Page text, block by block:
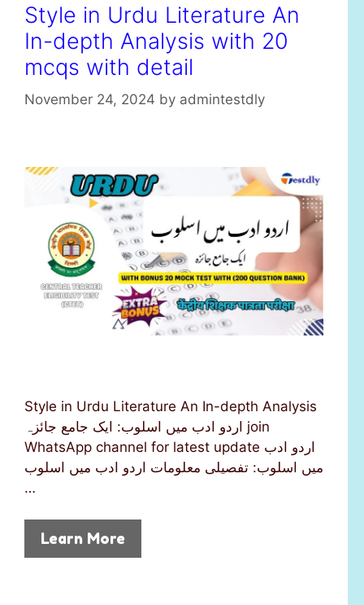
Style in Urdu Literature An
In-depth Analysis with 20
mcqs with detail
November 24, 2024 by admintestdly
Style in Urdu Literature An In-depth Analysis
اردو ادب میں اسلوب: ایک جامع جائزہ join
WhatsApp channel for latest update اردو ادب
میں اسلوب: تفصیلی معلومات اردو ادب میں اسلوب
…
Learn More